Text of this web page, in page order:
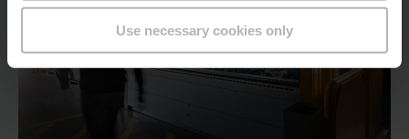
Use necessary cookies only